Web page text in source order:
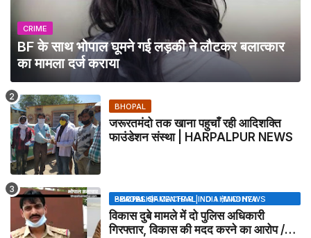
CRIME
BF के साथ भोपाल घूमने गई लड़की ने लौटकर बलात्कार
का मामला दर्ज कराया
BHOPAL
जरूरतमंदो तक खाना पहुचाँ रही आदिशक्ति
फाउंडेशन संस्था | HARPALPUR NEWS
BHOPAL SAMACHAR | NO 1 HINDI NEWS PORTAL OF CENTRAL INDIA (MADHYA PRADESH)
विकास दुबे मामले में दो पुलिस अधिकारी
गिरफ्तार, विकास की मदद करने का आरोप /